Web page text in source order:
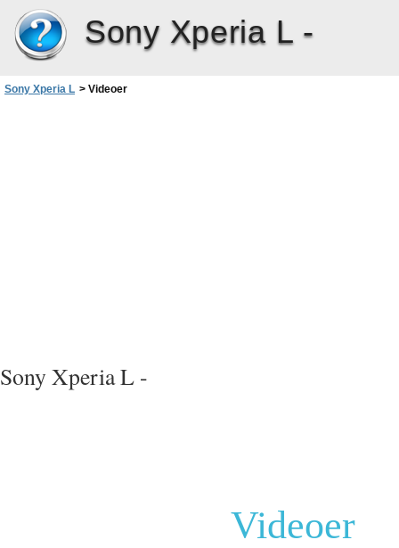
Sony Xperia L -
Sony Xperia L > Videoer
Sony Xperia L -
Videoer